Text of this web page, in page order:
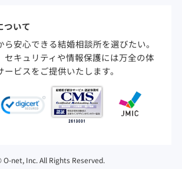
ついて
ら安心できる結婚相談所を選びたい。
セキュリティや情報保護には万全の体
ビスをご提供いたします。
O-net, Inc. All Rights Reserved.